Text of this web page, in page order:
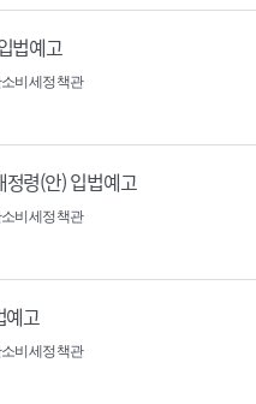
법예고
비세정책관
정령(안) 입법예고
비세정책관
예고
비세정책관